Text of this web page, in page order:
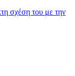
σχέση του με την